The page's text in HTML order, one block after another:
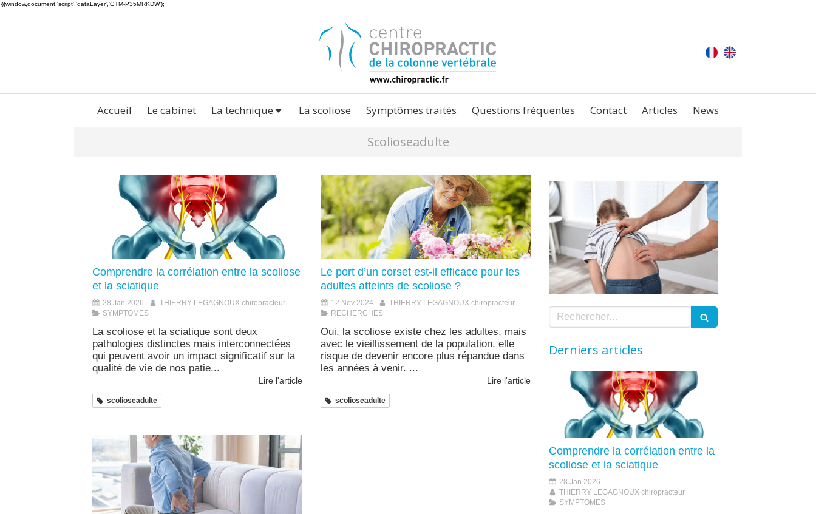
})(window,document,'script','dataLayer','GTM-P35MRKDW');
Accueil Le cabinet La technique La scoliose Symptômes traités Questions fréquentes Contact Articles News
Scolioseadulte
Comprendre la corrélation entre la scoliose
et la sciatique
28 Jan 2026
THIERRY LEGAGNOUX chiropracteur
SYMPTOMES
La scoliose et la sciatique sont deux
pathologies distinctes mais interconnectées
qui peuvent avoir un impact significatif sur la
qualité de vie de nos patie...
Lire l'article
scolioseadulte
Le port d’un corset est-il efficace pour les
adultes atteints de scoliose ?
12 Nov 2024
THIERRY LEGAGNOUX chiropracteur
RECHERCHES
Oui, la scoliose existe chez les adultes, mais
avec le vieillissement de la population, elle
risque de devenir encore plus répandue dans
les années à venir. ...
Lire l'article
scolioseadulte
Rechercher
Derniers articles
Comprendre la corrélation entre la
scoliose et la sciatique
28 Jan 2026
THIERRY LEGAGNOUX chiropracteur
SYMPTOMES